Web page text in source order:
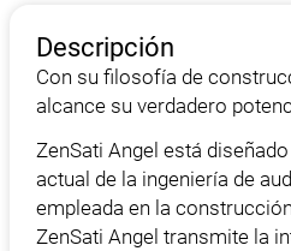
Descripción
Con su filosofía de
alcance su verdadero
ZenSati Angel está
actual de la ingeniería de
empleada en la
ZenSati Angel transmite la